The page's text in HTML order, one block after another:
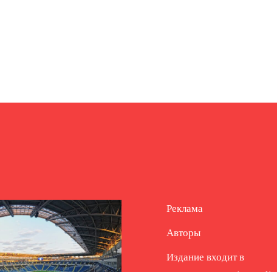
Реклама
Авторы
Издание входит в